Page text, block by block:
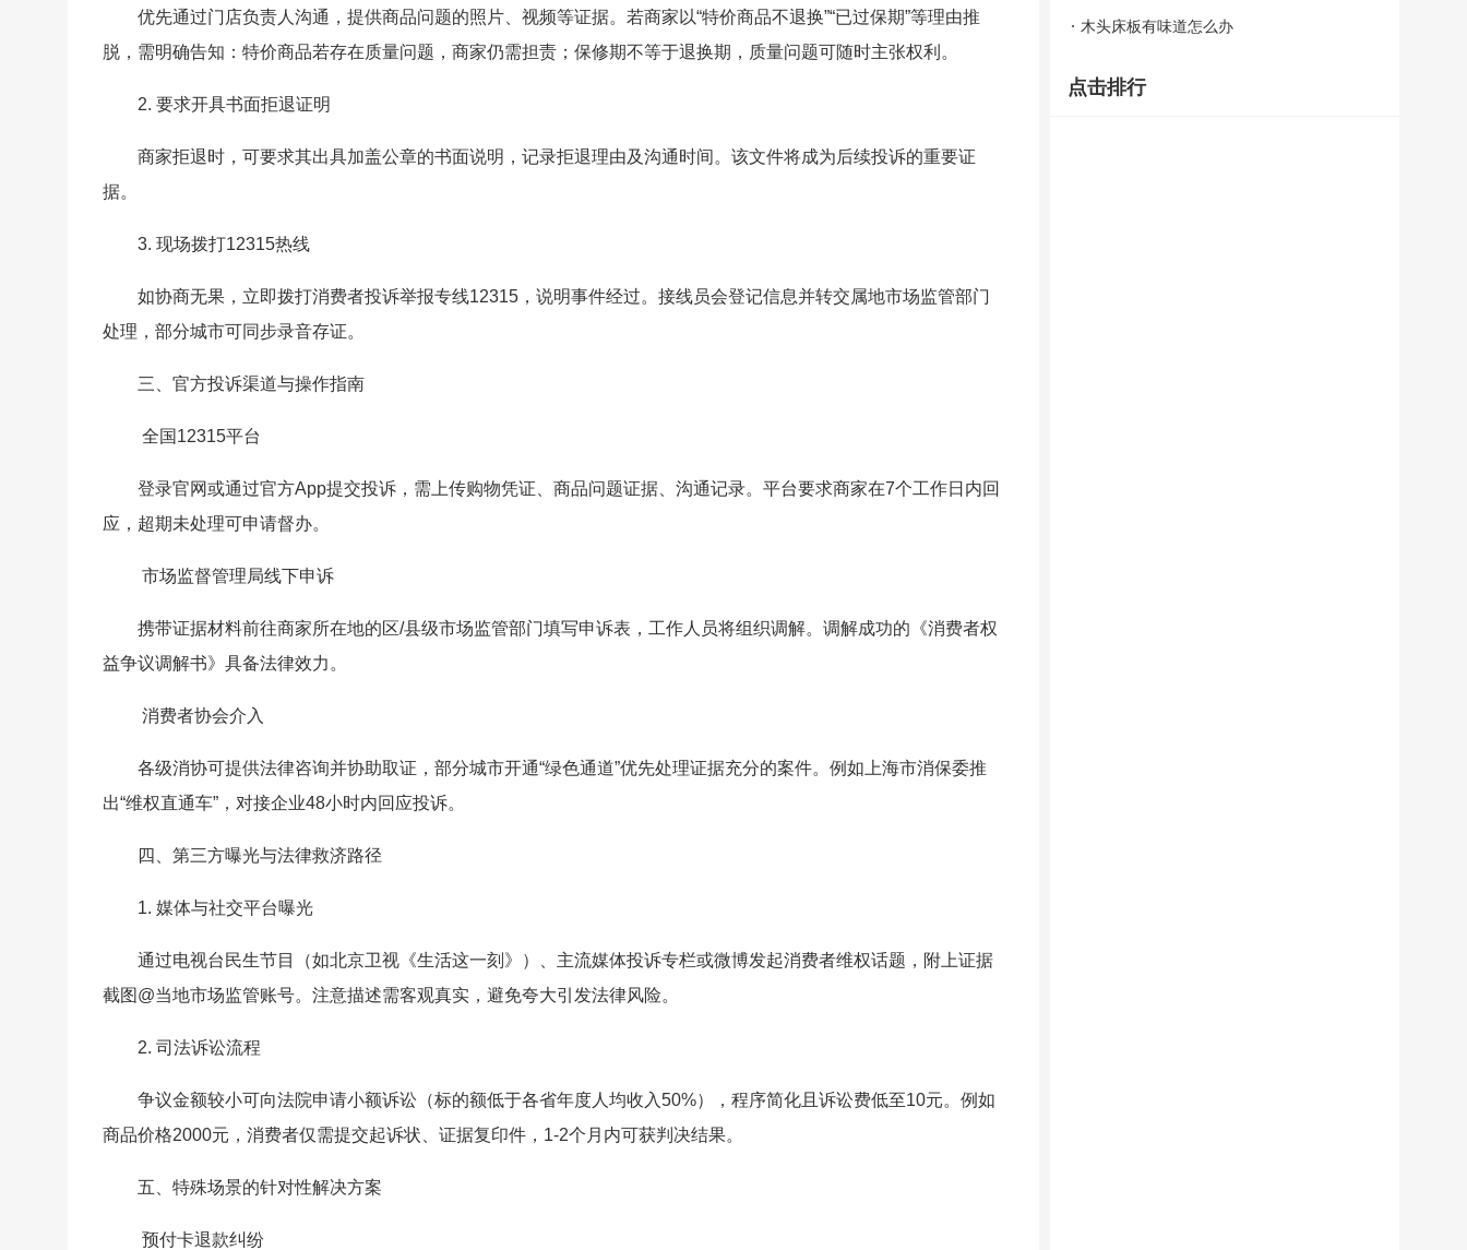
优先通过门店负责人沟通，提供商品问题的照片、视频等证据。若商家以“特价商品不退换”“已过保期”等理由推
脱，需明确告知：特价商品若存在质量问题，商家仍需担责；保修期不等于退换期，质量问题可随时主张权利。
2. 要求开具书面拒退证明
商家拒退时，可要求其出具加盖公章的书面说明，记录拒退理由及沟通时间。该文件将成为后续投诉的重要证
据。
3. 现场拨打12315热线
如协商无果，立即拨打消费者投诉举报专线12315，说明事件经过。接线员会登记信息并转交属地市场监管部门
处理，部分城市可同步录音存证。
三、官方投诉渠道与操作指南
全国12315平台
登录官网或通过官方App提交投诉，需上传购物凭证、商品问题证据、沟通记录。平台要求商家在7个工作日内回
应，超期未处理可申请督办。
市场监督管理局线下申诉
携带证据材料前往商家所在地的区/县级市场监管部门填写申诉表，工作人员将组织调解。调解成功的《消费者权
益争议调解书》具备法律效力。
消费者协会介入
各级消协可提供法律咨询并协助取证，部分城市开通“绿色通道”优先处理证据充分的案件。例如上海市消保委推
出“维权直通车”，对接企业48小时内回应投诉。
四、第三方曝光与法律救济路径
1. 媒体与社交平台曝光
通过电视台民生节目（如北京卫视《生活这一刻》）、主流媒体投诉专栏或微博发起消费者维权话题，附上证据
截图@当地市场监管账号。注意描述需客观真实，避免夸大引发法律风险。
2. 司法诉讼流程
争议金额较小可向法院申请小额诉讼（标的额低于各省年度人均收入50%），程序简化且诉讼费低至10元。例如
商品价格2000元，消费者仅需提交起诉状、证据复印件，1-2个月内可获判决结果。
五、特殊场景的针对性解决方案
预付卡退款纠纷
太实用了！
木头床板有味道怎么办
点击排行